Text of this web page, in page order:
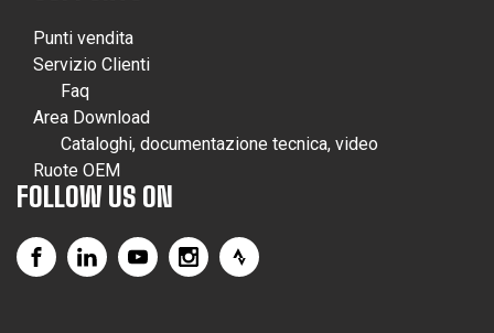
Punti vendita
Servizio Clienti
Faq
Area Download
Cataloghi, documentazione tecnica, video
Ruote OEM
FOLLOW US ON